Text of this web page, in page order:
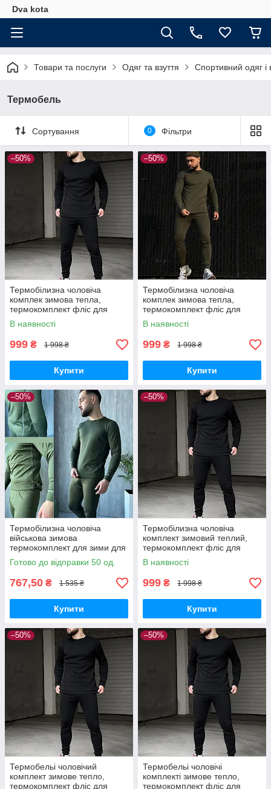
Dva kota
Товари та послуги Одяг та взуття Спортивний одяг і
Термобель
Сортування 0 Фільтри
–50%
Термобілизна чоловіча
комплек зимова тепла,
термокомплект фліс для
чоловіків чорна
В наявності
999 ₴ 1 998 ₴
Купити
–50%
Термобілизна чоловіча
комплек зимова тепла,
термокомплект фліс для
чоловіків хакі
В наявності
999 ₴ 1 998 ₴
Купити
–50%
Термобілизна чоловіча
військова зимова
термокомплект для зими для
чоловіків Туреччина хакі
Готово до відправки 50 од.
767,50 ₴ 1 535 ₴
Купити
–50%
Термобілизна чоловіча
комплект зимовий теплий,
термокомплект фліс для
чоловіків чорний S
В наявності
999 ₴ 1 998 ₴
Купити
–50%
Термобельі чоловічий
комплект зимове тепло,
термокомплект фліс для
–50%
Термобельі чоловічі
комплекті зимове тепло,
термокомплект фліс для